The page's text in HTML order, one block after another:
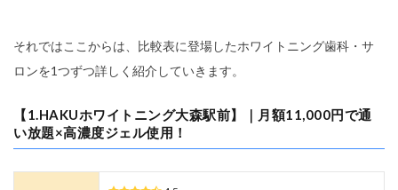
それではここからは、比較表に登場したホワイトニング歯科・サ
ロンを1つずつ詳しく紹介していきます。
【1.HAKUホワイトニング大森駅前】｜月額11,000円で通
い放題×高濃度ジェル使用！